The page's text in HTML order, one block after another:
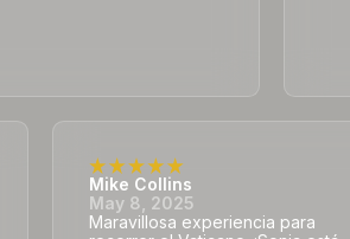
Mike Collins
May 8, 2025
Maravillosa experiencia para